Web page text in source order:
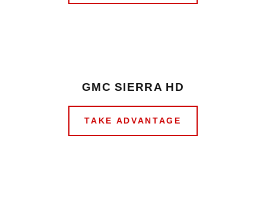
GMC SIERRA HD
TAKE ADVANTAGE